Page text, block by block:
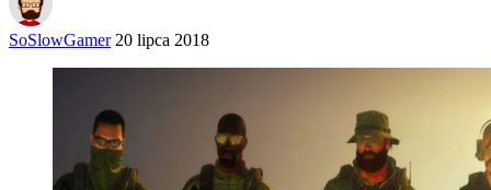
SoSlowGamer 20 lipca 2018